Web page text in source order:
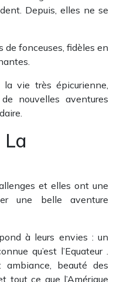
Depuis, elles ne se
de fonceuses, fidèles en
vie très épicurienne,
nouvelles aventures
La
et elles ont une
une belle aventure
à leurs envies : un
qu’est l’Equateur .
ambiance, beauté des
tout ce que l’Amérique